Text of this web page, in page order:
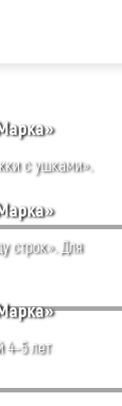
с ушками».
строк». Для
4–5 лет